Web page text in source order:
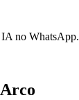
IA no WhatsApp.